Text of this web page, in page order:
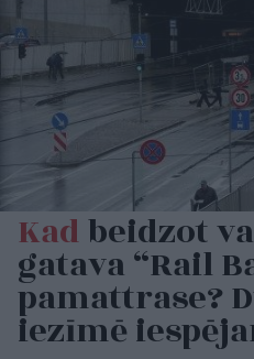
Kadbeidzot
gatava “Rail
pamattrase?
iezīmē